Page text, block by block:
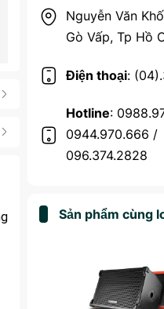
Nguyễn Văn
Gò Vấp, Tp Hồ
Điện thoại:
Hotline:
0944.970.666 /
096.374.2828
Sản phẩm cùng